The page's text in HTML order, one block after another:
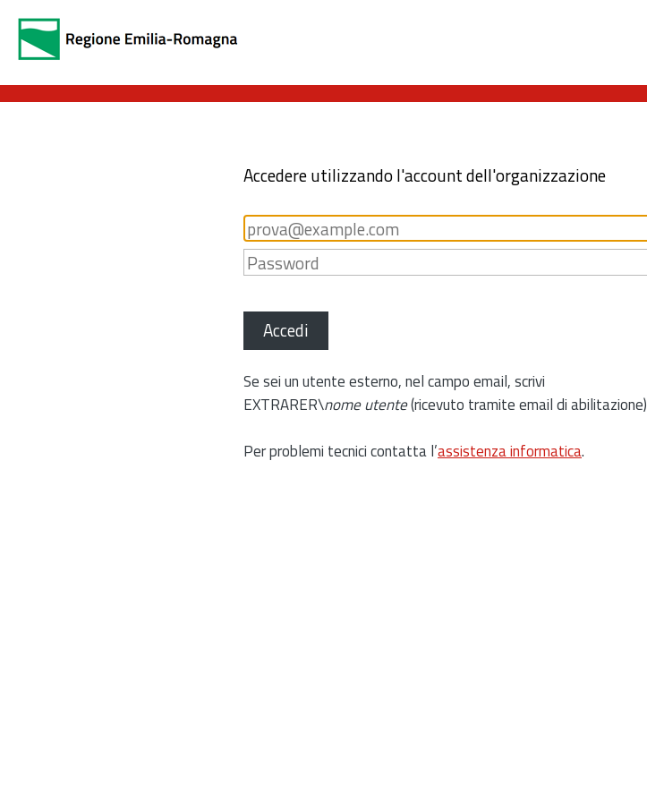
Accedere utilizzando l'account dell'organizzazione
Accedi
Se sei un utente esterno, nel campo email, scrivi
EXTRARER\nome utente(ricevuto tramite email di abilitazione)
Per problemi tecnici contatta l’assistenza informatica.